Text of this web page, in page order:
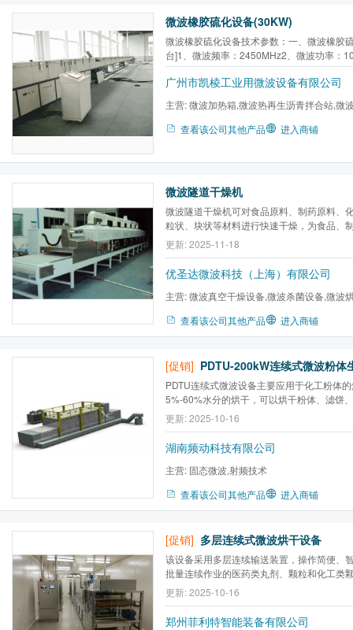
微波橡胶硫化设备(30KW)
微波橡胶硫化设备技术参数：一、微波橡胶
台]1、微波频率：2450MHz2、微波功率：
功率：28KW[内循环]4、自动控温：可在
5、传送带宽度：230mm6、传送速度：
配有高红...
广州市凯棱工业用微波设备有限公司
主营:微波加热箱,微波热再生沥青拌合站,微
查看该公司其他产品 进入商铺
微波隧道干燥机
微波隧道干燥机可对食品原料、制药原料、
粒状、块状等材料进行快速干燥，为食品、
及农副产品深加工提供了一种新型有效的干
更新: 2025-11-18
优圣达微波科技（上海）有限公司
主营:微波真空干燥设备,微波杀菌设备,微波
查看该公司其他产品 进入商铺
[促销] PDTU-200kW连续式微波粉体
PDTU连续式微波设备主要应用于化工粉体
5%-60%水分的烘干，可以烘干粉体、滤饼
更新: 2025-10-16
湖南频动科技有限公司
主营: 固态微波,射频技术
查看该公司其他产品
进入商铺
[促销] 多层连续式微波烘干设备
该设备采用多层连续输送装置，操作简便、
批量连续作业的医药类丸剂、颗粒和化工类
更新: 2025-10-16
郑州菲利特智能装备有限公司